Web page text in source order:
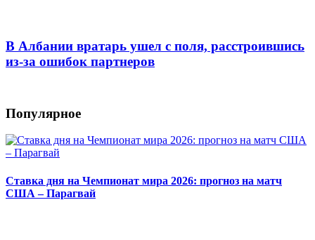
В Албании вратарь ушел с поля, расстроившись
из-за ошибок партнеров
Популярное
Ставка дня на Чемпионат мира 2026: прогноз на матч
США – Парагвай